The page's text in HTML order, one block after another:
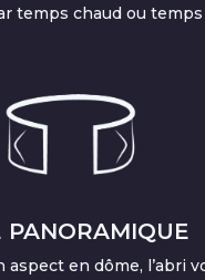
temps chaud ou temps
PANORAMIQUE
aspect en dôme, l’abri